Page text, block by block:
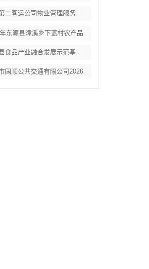
天津市公交第二客运公司物业管理服务选择外
东源县漳溪乡下蓝村农产品
江西省莲花县食品产业融合发展示范基地项目
国顺公共交通有限公司2026